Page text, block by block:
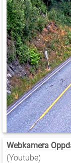
Webkamera
(Youtube)